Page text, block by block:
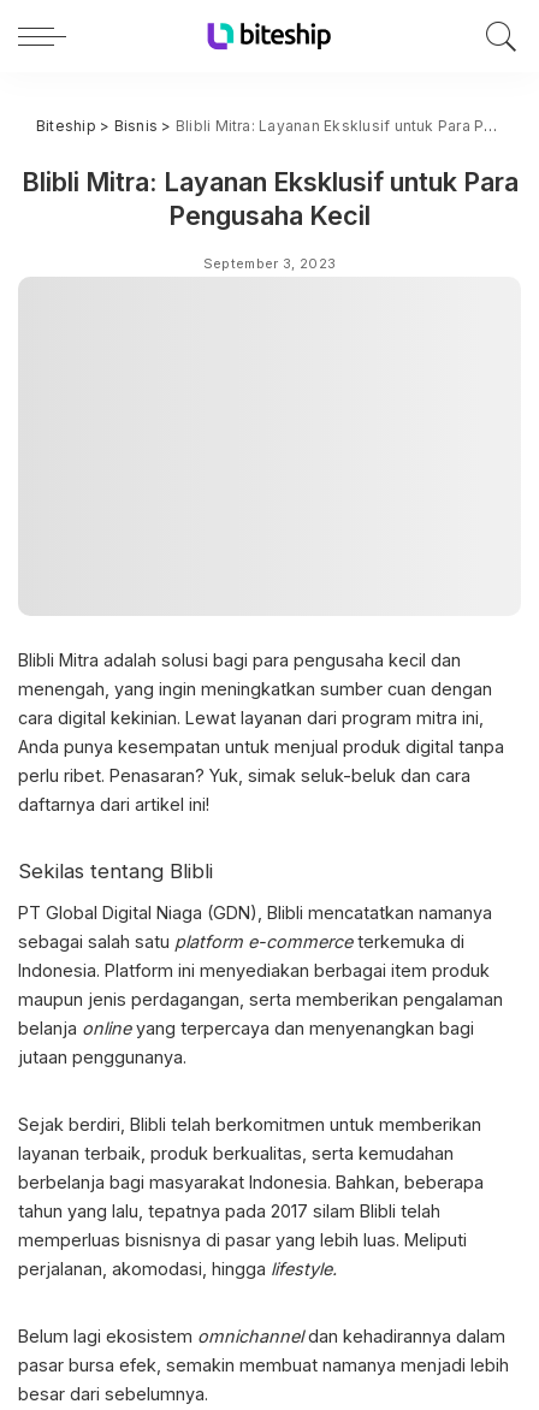
Biteship > Bisnis > Blibli Mitra: Layanan Eksklusif untuk Para Pengusaha Kecil
Blibli Mitra: Layanan Eksklusif untuk Para
Pengusaha Kecil
September 3, 2023
Blibli Mitra adalah solusi bagi para pengusaha kecil dan
menengah, yang ingin meningkatkan sumber cuan dengan
cara digital kekinian. Lewat layanan dari program mitra ini,
Anda punya kesempatan untuk menjual produk digital tanpa
perlu ribet. Penasaran? Yuk, simak seluk-beluk dan cara
daftarnya dari artikel ini!
Sekilas tentang Blibli
PT Global Digital Niaga (GDN), Blibli mencatatkan namanya
sebagai salah satu platform e-commerceterkemuka di
Indonesia. Platform ini menyediakan berbagai item produk
maupun jenis perdagangan, serta memberikan pengalaman
belanja onlineyang terpercaya dan menyenangkan bagi
jutaan penggunanya.
Sejak berdiri, Blibli telah berkomitmen untuk memberikan
layanan terbaik, produk berkualitas, serta kemudahan
berbelanja bagi masyarakat Indonesia. Bahkan, beberapa
tahun yang lalu, tepatnya pada 2017 silam Blibli telah
memperluas bisnisnya di pasar yang lebih luas. Meliputi
perjalanan, akomodasi, hingga lifestyle.
Belum lagi ekosistem omnichanneldan kehadirannya dalam
pasar bursa efek, semakin membuat namanya menjadi lebih
besar dari sebelumnya.